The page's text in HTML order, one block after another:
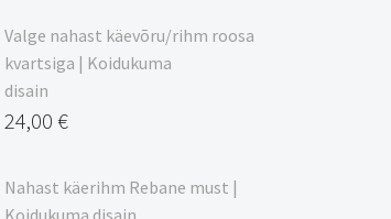
Valge nahast käevõru/rihm roosa
kvartsiga | Koidukuma
disain
24,00 €
Nahast käerihm Rebane must |
Koidukuma disain